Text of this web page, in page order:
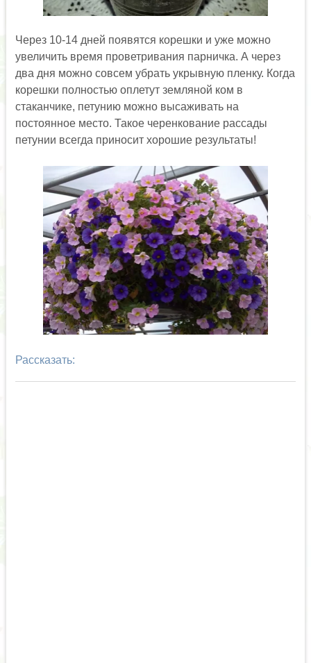
Через 10-14 дней появятся корешки и уже можно
увеличить время проветривания парничка. А через
два дня можно совсем убрать укрывную пленку. Когда
корешки полностью оплетут земляной ком в
стаканчике, петунию можно высаживать на
постоянное место. Такое черенкование рассады
петунии всегда приносит хорошие результаты!
Рассказать: